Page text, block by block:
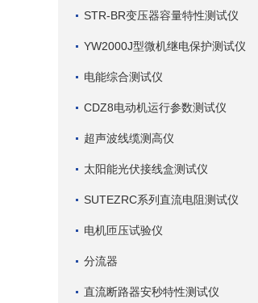
STR-BR变压器容量特性测试仪
YW2000J型微机继电保护测试仪
电能综合测试仪
CDZ8电动机运行参数测试仪
超声波线缆测高仪
太阳能光伏接线盒测试仪
SUTEZRC系列直流电阻测试仪
电机匝压试验仪
分流器
直流断路器安秒特性测试仪